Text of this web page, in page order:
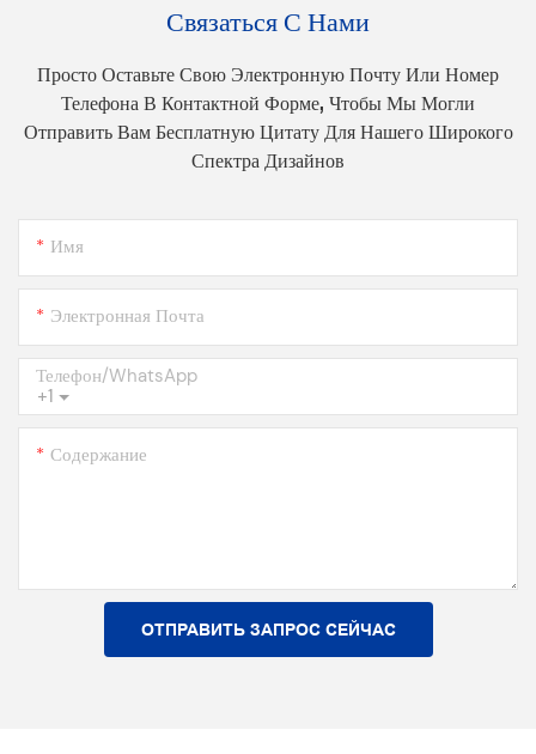
Связаться С Нами
Просто Оставьте Свою Электронную Почту Или Номер
Телефона В Контактной Форме, Чтобы Мы Могли
Отправить Вам Бесплатную Цитату Для Нашего Широкого
Спектра Дизайнов
Имя
Электронная Почта
+1
Телефон/WhatsApp
Содержание
ОТПРАВИТЬ ЗАПРОС СЕЙЧАС